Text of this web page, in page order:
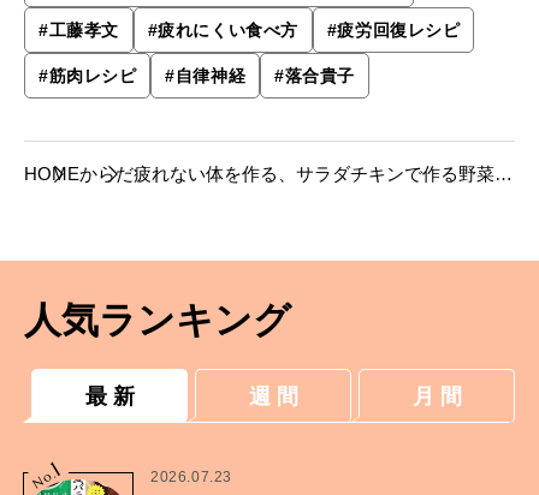
#工藤孝文 #疲れにくい食べ方 #疲労回復レシピ
#筋肉レシピ #自律神経 #落合貴子
HOMEからだ疲れない体を作る、サラダチキンで作る野菜と
人気ランキング
最 新 週 間 月 間
No.
1 2026.07.23